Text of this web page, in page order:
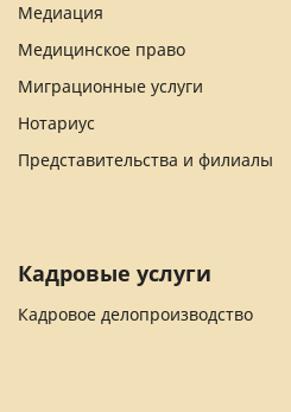
Медиация
Медицинское право
Миграционные услуги
Нотариус
Представительства и филиалы
Кадровые услуги
Кадровое делопроизводство